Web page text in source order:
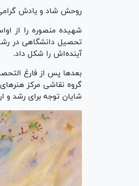
روحش شاد و یادش
شهیده منصوره را از
تحصیل دانشگاهی در
آینده‌اش را شکل داد.
گروه نقاشی مرکز
شایان توجه برای رشد و